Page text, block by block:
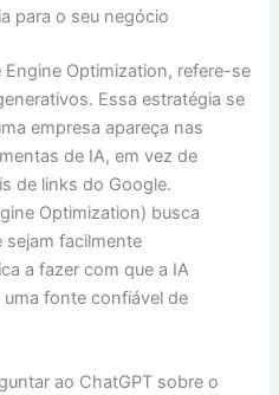
para o seu negócio
Engine Optimization, refere-se
Essa estratégia se
empresa apareça nas
de IA, em vez de
de links do Google.
Optimization) busca
sejam facilmente
a fazer com que a IA
fonte confiável de
ao ChatGPT sobre o